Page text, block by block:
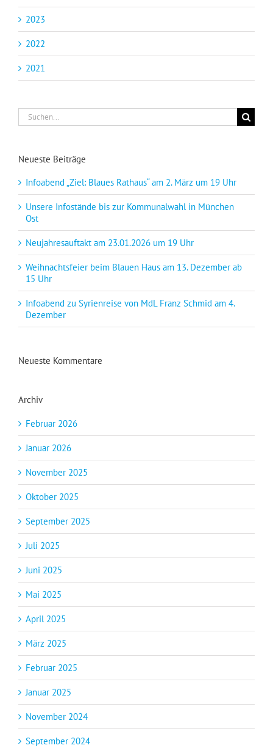
2023
2022
2021
Suche
nach:
Neueste Beiträge
Infoabend „Ziel: Blaues Rathaus“ am 2. März um 19 Uhr
Unsere Infostände bis zur Kommunalwahl in München
Ost
Neujahresauftakt am 23.01.2026 um 19 Uhr
Weihnachtsfeier beim Blauen Haus am 13. Dezember ab
15 Uhr
Infoabend zu Syrienreise von MdL Franz Schmid am 4.
Dezember
Neueste Kommentare
Archiv
Februar 2026
Januar 2026
November 2025
Oktober 2025
September 2025
Juli 2025
Juni 2025
Mai 2025
April 2025
März 2025
Februar 2025
Januar 2025
November 2024
September 2024